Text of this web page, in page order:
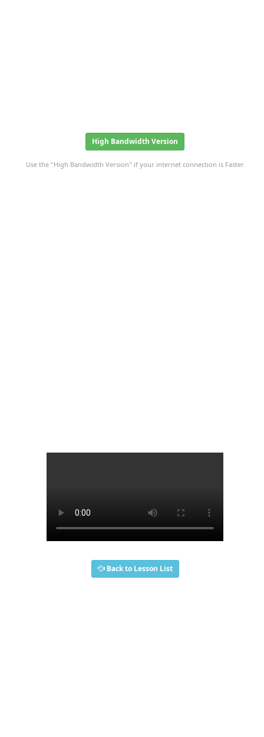
High Bandwidth Version
Use the "High Bandwidth Version" if your internet connection is Faster.
Back to Lesson List